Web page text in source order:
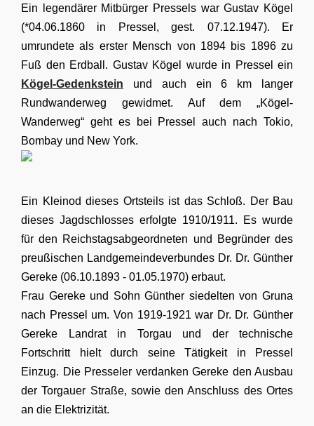
Ein legendärer Mitbürger Pressels war Gustav Kögel
(*04.06.1860 in Pressel, gest. 07.12.1947). Er
umrundete als erster Mensch von 1894 bis 1896 zu
Fuß den Erdball. Gustav Kögel wurde in Pressel ein
Kögel-Gedenkstein und auch ein 6 km langer
Rundwanderweg gewidmet. Auf dem „Kögel-
Wanderweg“ geht es bei Pressel auch nach Tokio,
Bombay und New York.
Ein Kleinod dieses Ortsteils ist das Schloß. Der Bau
dieses Jagdschlosses erfolgte 1910/1911. Es wurde
für den Reichstagsabgeordneten und Begründer des
preußischen Landgemeindeverbundes Dr. Dr. Günther
Gereke (06.10.1893 - 01.05.1970) erbaut.
Frau Gereke und Sohn Günther siedelten von Gruna
nach Pressel um. Von 1919-1921 war Dr. Dr. Günther
Gereke Landrat in Torgau und der technische
Fortschritt hielt durch seine Tätigkeit in Pressel
Einzug. Die Presseler verdanken Gereke den Ausbau
der Torgauer Straße, sowie den Anschluss des Ortes
an die Elektrizität.